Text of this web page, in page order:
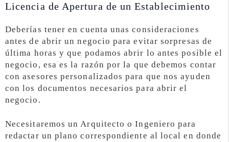
Licencia de Apertura de un Establecimiento
Deberías tener en cuenta unas consideraciones
antes de abrir un negocio para evitar sorpresas de
última horas y que podamos abrir lo antes posible el
negocio, esa es la razón por la que debemos contar
con asesores personalizados para que nos ayuden
con los documentos necesarios para abrir el
negocio.
Necesitaremos un Arquitecto o Ingeniero para
redactar un plano correspondiente al local en donde